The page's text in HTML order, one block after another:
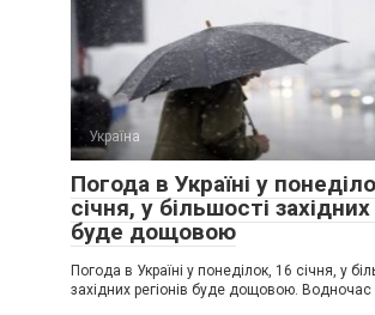
Україна
Погода в Україні у
січня, у більшості західних
буде дощовою
Погода в Україні у понеділок, 16 січня, у
західних регіонів буде дощовою. Водночас